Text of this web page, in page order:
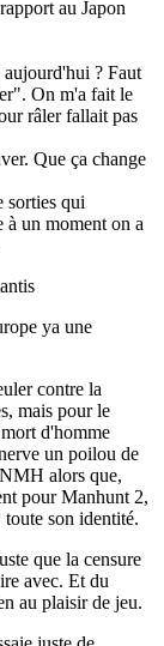
au Japon
? Faut
On m'a fait le
râler fallait pas
Que ça change
sorties qui
à un moment on a
ya une
contre la
mais pour le
d'homme
un poilou de
alors que,
pour Manhunt 2,
son identité.
que la censure
avec. Et du
au plaisir de jeu.